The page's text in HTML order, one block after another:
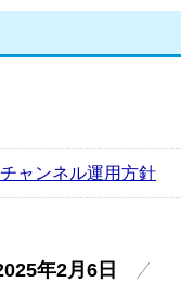
ャンネル運用方針
年2月6日